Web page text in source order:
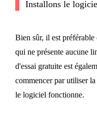
Installons le
Bien sûr, il est
qui ne présente aucune
d'essai gratuite est
commencer par utiliser
le logiciel fonctionne.